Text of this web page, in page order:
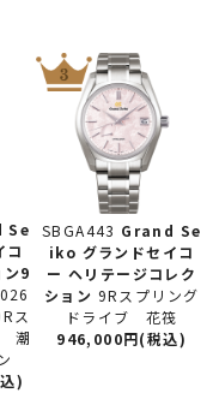
Se
コ
ン9
ス
潮
)
SBGA443 Grand Se
iko グランドセイコ
ー ヘリテージコレク
ション 9Rスプリング
ドライブ 花筏
946,000円(税込)